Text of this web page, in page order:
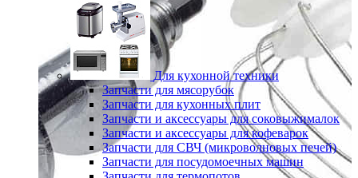
Для кухонной техники
Запчасти для мясорубок
Запчасти для кухонных плит
Запчасти и аксессуары для соковыжималок
Запчасти и аксессуары для кофеварок
Запчасти для СВЧ (микроволновых печей)
Запчасти для посудомоечных машин